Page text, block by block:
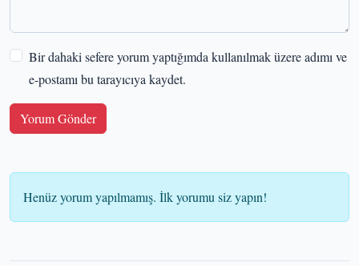
Bir dahaki sefere yorum yaptığımda kullanılmak üzere adımı ve
e-postamı bu tarayıcıya kaydet.
Yorum Gönder
Henüz yorum yapılmamış. İlk yorumu siz yapın!